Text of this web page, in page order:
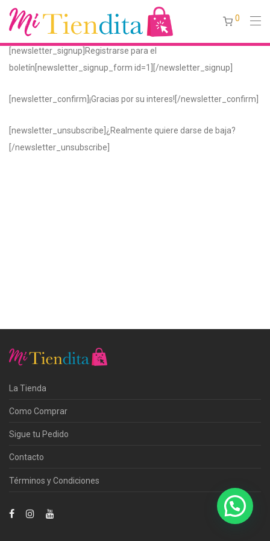
0
[newsletter_signup]Registrarse para el
boletín[newsletter_signup_form id=1][/newsletter_signup]
[newsletter_confirm]¡Gracias por su interes![/newsletter_confirm]
[newsletter_unsubscribe]¿Realmente quiere darse de baja?
[/newsletter_unsubscribe]
La Tienda
Como Comprar
Sigue tu Pedido
Contacto
Términos y Condiciones